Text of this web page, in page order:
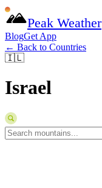
Peak Weather
BlogGet App
← Back to Countries
🇮🇱
Israel